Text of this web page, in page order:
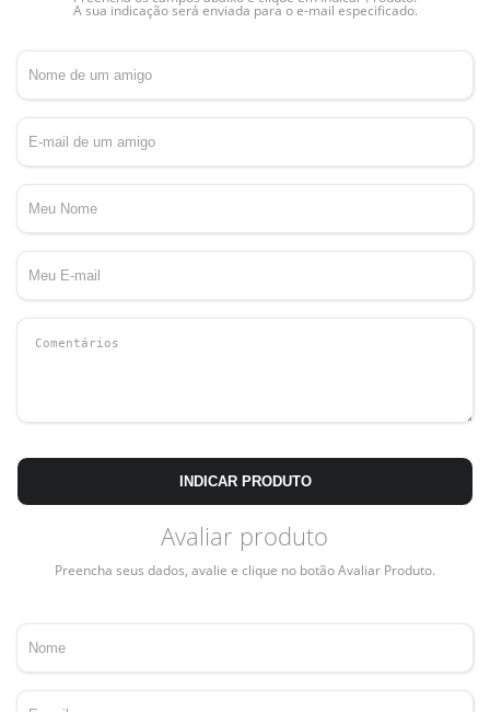
A sua indicação será enviada para o e-mail especificado.
INDICAR PRODUTO
Avaliar produto
Preencha seus dados, avalie e clique no botão Avaliar Produto.